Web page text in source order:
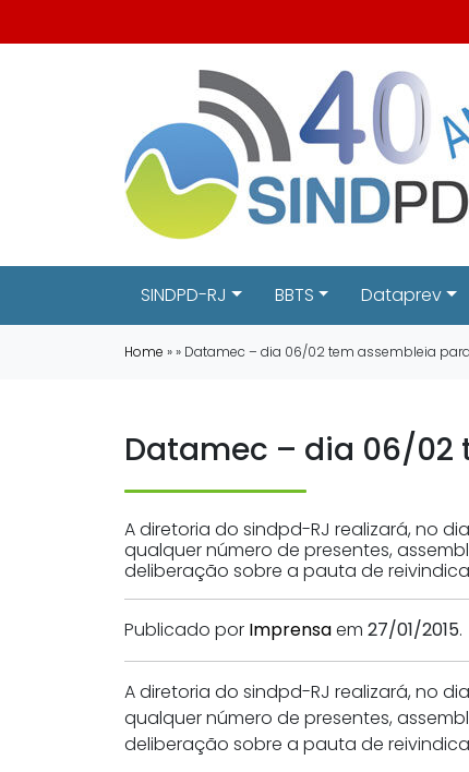
SINDPD-RJ BBTS Dataprev
Home » » Datamec – dia 06/02 tem assembleia
Datamec – dia 06/
A diretoria do sindpd-RJ realizará, no
qualquer número de presentes,
deliberação sobre a pauta de
Publicado por Imprensaem 27/01/2015.
A diretoria do sindpd-RJ realizará, no
qualquer número de presentes,
deliberação sobre a pauta de